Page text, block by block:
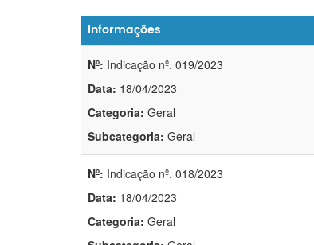
Informações
Nº: Indicação nº. 019/2023
Data: 18/04/2023
Categoria: Geral
Subcategoria: Geral
Nº: Indicação nº. 018/2023
Data: 18/04/2023
Categoria: Geral